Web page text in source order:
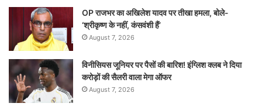
OP राजभर का अखिलेश यादव पर तीखा हमला, बोले-
‘श्रीकृष्ण के नहीं, कंसवंशी हैं’
August 7, 2026
विनीसियस जूनियर पर पैसों की बारिश! इंग्लिश क्लब ने दिया
करोड़ों की सैलरी वाला मेगा ऑफर
August 7, 2026